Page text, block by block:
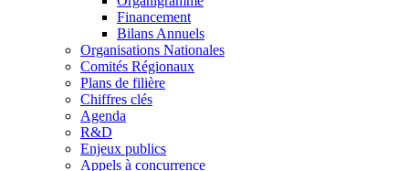
Financement
Bilans Annuels
Organisations Nationales
Comités Régionaux
Plans de filière
Chiffres clés
Agenda
R&D
Enjeux publics
Appels à concurrence